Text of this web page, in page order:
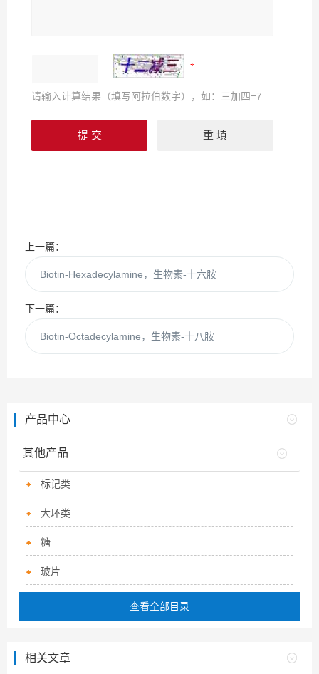
请输入计算结果（填写阿拉伯数字），如：三加四=7
上一篇：
Biotin-Hexadecylamine，生物素-十六胺
下一篇：
Biotin-Octadecylamine，生物素-十八胺
产品中心
其他产品
标记类
大环类
糖
玻片
查看全部目录
相关文章